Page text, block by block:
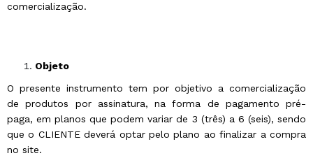
comercialização.
Objeto
O presente instrumento tem por objetivo a comercialização
de produtos por assinatura, na forma de pagamento pré-
paga, em planos que podem variar de 3 (três) a 6 (seis), sendo
que o CLIENTE deverá optar pelo plano ao finalizar a compra
no site.